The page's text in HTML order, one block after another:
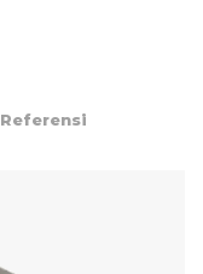
Referensi